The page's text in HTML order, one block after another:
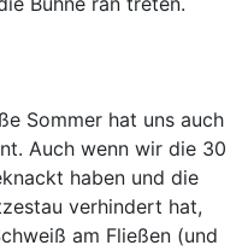
Sommer hat uns auch
Auch wenn wir die 30
haben und die
verhindert hat,
am Fließen (und